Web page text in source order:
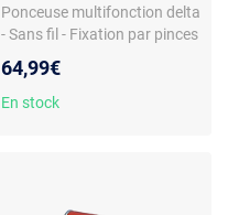
Ponceuse multifonction delta
- Sans fil - Fixation par pinces
tr/min - Angle d’oscillation 3°
64,99€
En stock